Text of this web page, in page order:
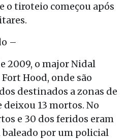
o tiroteio começou após
–
2009, o major Nidal
Hood, onde são
destinados a zonas de
13 mortos. No
e 30 dos feridos eram
baleado por um policial